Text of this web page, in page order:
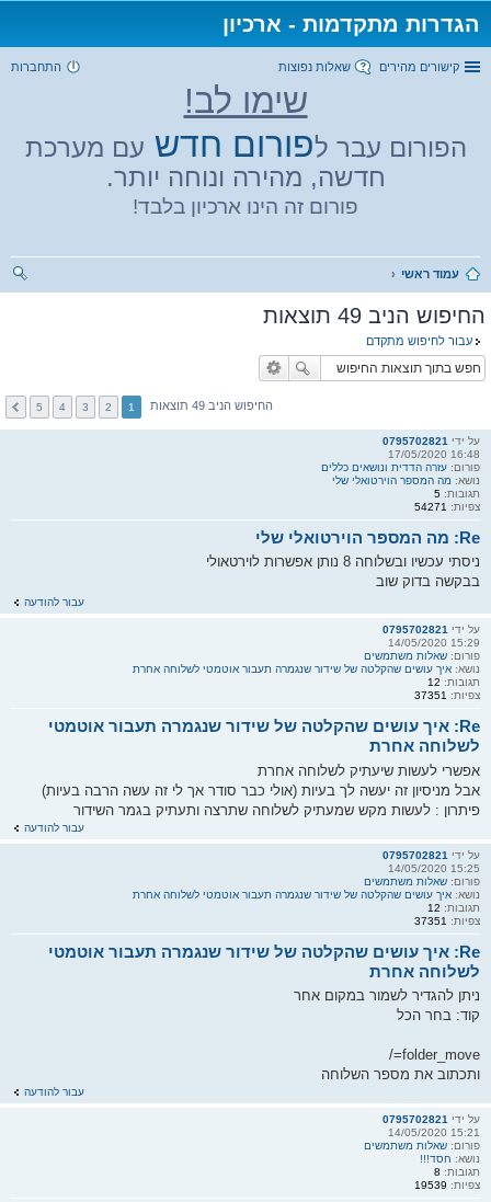
הגדרות מתקדמות - ארכיון
קישורים מהירים שאלות נפוצות התחברות
שימו לב!
הפורום עבר לפורום חדש עם מערכת
חדשה, מהירה ונוחה יותר.
פורום זה הינו ארכיון בלבד!
עמוד ראשי
החיפוש הניב 49 תוצאות
עבור לחיפוש מתקדם
החיפוש הניב 49 תוצאות 1
2
3
4
5
על ידי 0795702821
16:48 17/05/2020
פורום: עזרה הדדית ונושאים כללים
נושא: מה המספר הוירטואלי שלי
תגובות: 5
צפיות: 54271
Re: מה המספר הוירטואלי שלי
ניסתי עכשיו ובשלוחה 8 נותן אפשרות לוירטאולי
בבקשה בדוק שוב
עבור להודעה
על ידי 0795702821
15:29 14/05/2020
פורום: שאלות משתמשים
נושא: איך עושים שהקלטה של שידור שנגמרה תעבור אוטמטי לשלוחה אחרת
תגובות: 12
צפיות: 37351
Re: איך עושים שהקלטה של שידור שנגמרה תעבור אוטמטי
לשלוחה אחרת
אפשרי לעשות שיעתיק לשלוחה אחרת
אבל מניסיון זה יעשה לך בעיות (אולי כבר סודר אך לי זה עשה הרבה בעיות)
פיתרון : לעשות מקש שמעתיק לשלוחה שתרצה ותעתיק בגמר השידור
עבור להודעה
על ידי 0795702821
15:25 14/05/2020
פורום: שאלות משתמשים
נושא: איך עושים שהקלטה של שידור שנגמרה תעבור אוטמטי לשלוחה אחרת
תגובות: 12
צפיות: 37351
Re: איך עושים שהקלטה של שידור שנגמרה תעבור אוטמטי
לשלוחה אחרת
ניתן להגדיר לשמור במקום אחר
קוד: בחר הכל
folder_move=/
ותכתוב את מספר השלוחה
עבור להודעה
על ידי 0795702821
15:21 14/05/2020
פורום: שאלות משתמשים
נושא: חסד!!!
תגובות: 8
צפיות: 19539